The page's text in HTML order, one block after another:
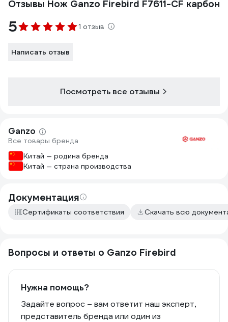
Отзывы Нож Ganzo Firebird F7611-CF карбон
5 1 отзыв
Написать отзыв
Посмотреть все отзывы
Ganzo
Все товары бренда
Китай — родина бренда
Китай — страна производства
Документация
Сертификаты соответствия Скачать всю
Вопросы и ответы о Ganzo Firebird
Нужна помощь?
Задайте вопрос – вам ответит наш эксперт,
представитель бренда или один из